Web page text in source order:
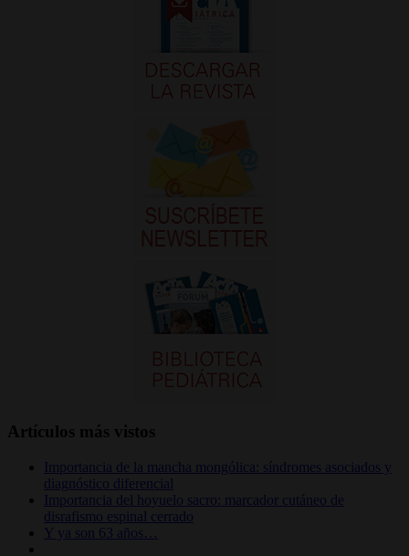
Artículos más vistos
Importancia de la mancha mongólica: síndromes asociados y
diagnóstico diferencial
Importancia del hoyuelo sacro: marcador cutáneo de
disrafismo espinal cerrado
Y ya son 63 años…